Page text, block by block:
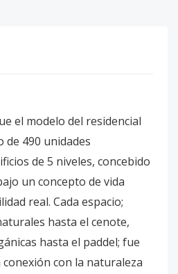
el modelo del residencial
de 490 unidades
de 5 niveles, concebido
un concepto de vida
real. Cada espacio;
hasta el cenote,
hasta el paddel; fue
con la naturaleza